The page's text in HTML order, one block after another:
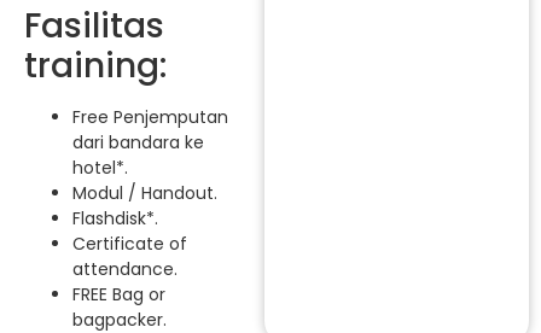
Fasilitas
training:
Free Penjemputan
dari bandara ke
hotel*.
Modul / Handout.
Flashdisk*.
Certificate of
attendance.
FREE Bag or
bagpacker.